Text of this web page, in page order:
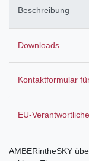
Beschreibung
Downloads
Kontaktformular
EU-
AMBERintheSKY